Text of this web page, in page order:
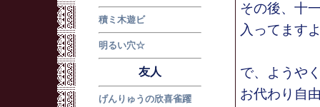
積ミ木遊ビ
明るい穴☆
友人
げんりゅうの欣喜雀躍
その後、十
入ってます
で、ようや
お代わり自